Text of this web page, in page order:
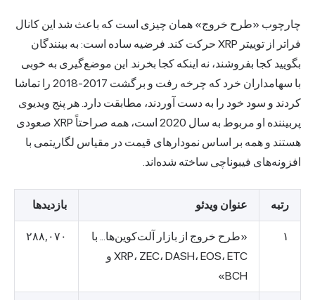
چارچوب «طرح خروج» همان چیزی است که باعث شد این کانال
فراتر از توییتر XRP حرکت کند. فرضیه ساده است: به بینندگان
بگویید کجا بفروشند، نه اینکه کجا بخرند. این موضع‌گیری به خوبی
با سهامداران خرد که چرخه رفت و برگشت 2017-2018 را تماشا
کردند و سود خود را به دست آوردند، مطابقت دارد. هر پنج ویدیوی
پربیننده او مربوط به سال 2020 است، همه صراحتاً XRP صعودی
هستند و همه بر اساس نمودارهای قیمت در مقیاس لگاریتمی با
افزونه‌های فیبوناچی ساخته شده‌اند.
رتبه عنوان ویدئو بازدیدها
۱
«طرح خروج از بازار آلت‌کوین‌ها... با
XRP، ZEC، DASH، EOS، ETC و
BCH»
۲۸۸,۰۷۰